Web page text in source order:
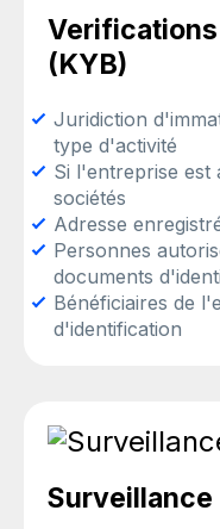
(KYB)
Juridiction
type d'activité
Si l'entreprise est
sociétés
Adresse
Personnes
documents
Bénéficiaires de
d'identification
Surveillance